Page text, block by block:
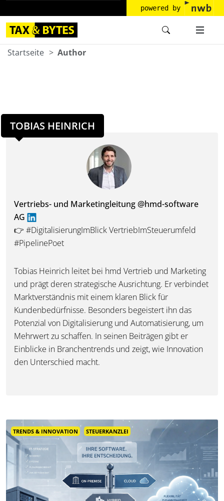
powered by
Startseite Author
TOBIAS HEINRICH
Vertriebs- und Marketingleitung @hmd-software
AG
👉 #DigitalisierungImBlick VertriebImSteuerumfeld
#PipelinePoet
Tobias Heinrich leitet bei hmd Vertrieb und Marketing
und prägt deren strategische Ausrichtung. Er verbindet
Marktverständnis mit einem klaren Blick für
Kundenbedürfnisse. Besonders begeistert ihn das
Potenzial von Digitalisierung und Automatisierung, um
Mehrwert zu schaffen. In seinen Beiträgen gibt er
Einblicke in Branchentrends und zeigt, wie Innovation
den Unterschied macht.
TRENDS & INNOVATION STEUERKANZLEI